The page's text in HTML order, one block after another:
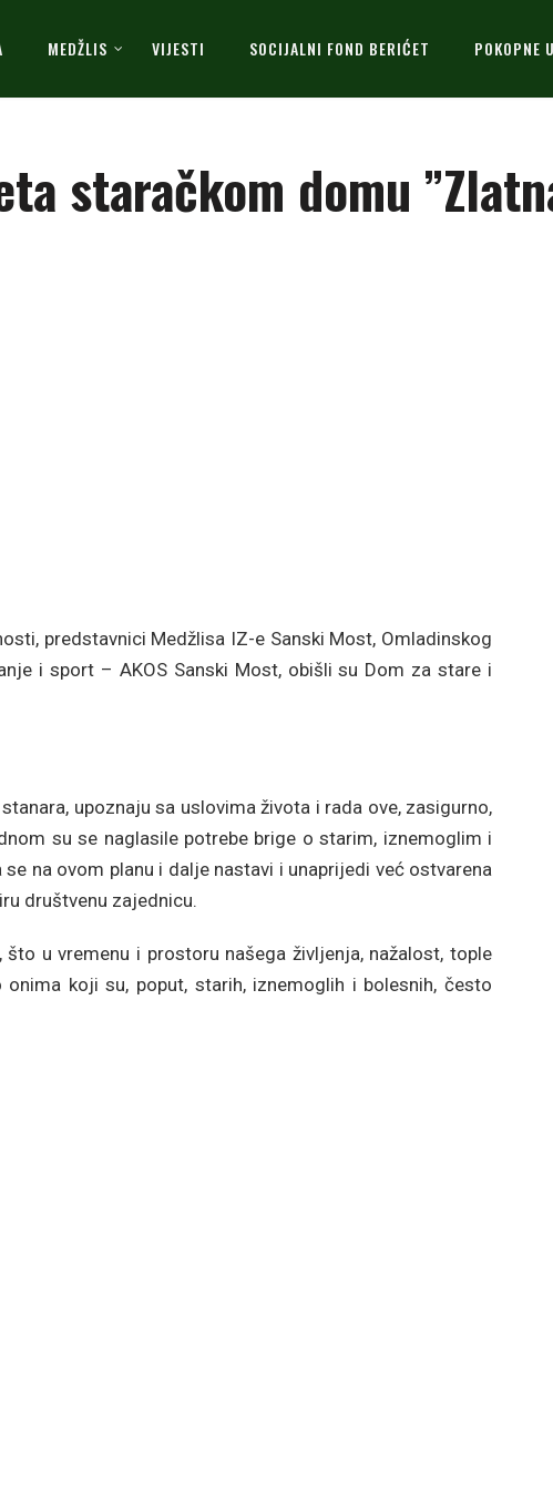
MEDŽLIS VIJESTI SOCIJALNI FOND BERIĆET POKOPNE
staračkom domu
predstavnici Medžlisa IZ-e Sanski Most, Omladinskog
i sport – AKOS Sanski Most, obišli su Dom za stare i
upoznaju sa uslovima života i rada ove, zasigurno,
su se naglasile potrebe brige o starim, iznemoglim i
na ovom planu i dalje nastavi i unaprijedi već ostvarena
društvenu zajednicu.
u vremenu i prostoru našega življenja, nažalost, tople
koji su, poput, starih, iznemoglih i bolesnih, često